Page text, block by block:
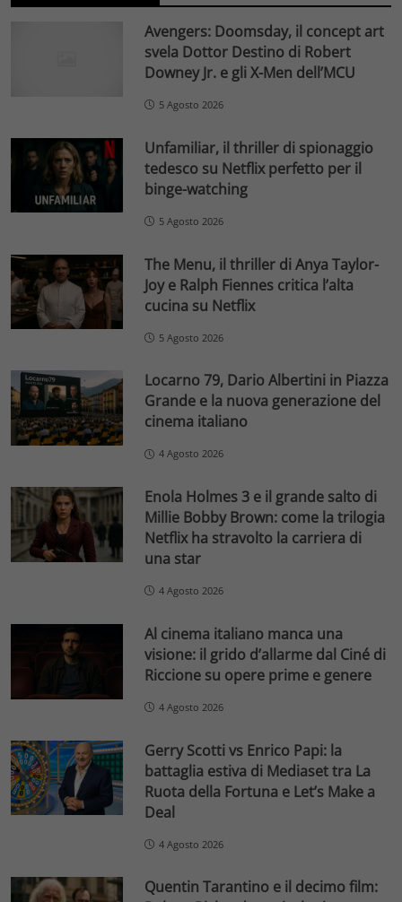
Avengers: Doomsday, il concept art
svela Dottor Destino di Robert
Downey Jr. e gli X-Men dell’MCU
5 Agosto 2026
Unfamiliar, il thriller di spionaggio
tedesco su Netflix perfetto per il
binge-watching
5 Agosto 2026
The Menu, il thriller di Anya Taylor-
Joy e Ralph Fiennes critica l’alta
cucina su Netflix
5 Agosto 2026
Locarno 79, Dario Albertini in Piazza
Grande e la nuova generazione del
cinema italiano
4 Agosto 2026
Enola Holmes 3 e il grande salto di
Millie Bobby Brown: come la trilogia
Netflix ha stravolto la carriera di
una star
4 Agosto 2026
Al cinema italiano manca una
visione: il grido d’allarme dal Ciné di
Riccione su opere prime e genere
4 Agosto 2026
Gerry Scotti vs Enrico Papi: la
battaglia estiva di Mediaset tra La
Ruota della Fortuna e Let’s Make a
Deal
4 Agosto 2026
Quentin Tarantino e il decimo film: